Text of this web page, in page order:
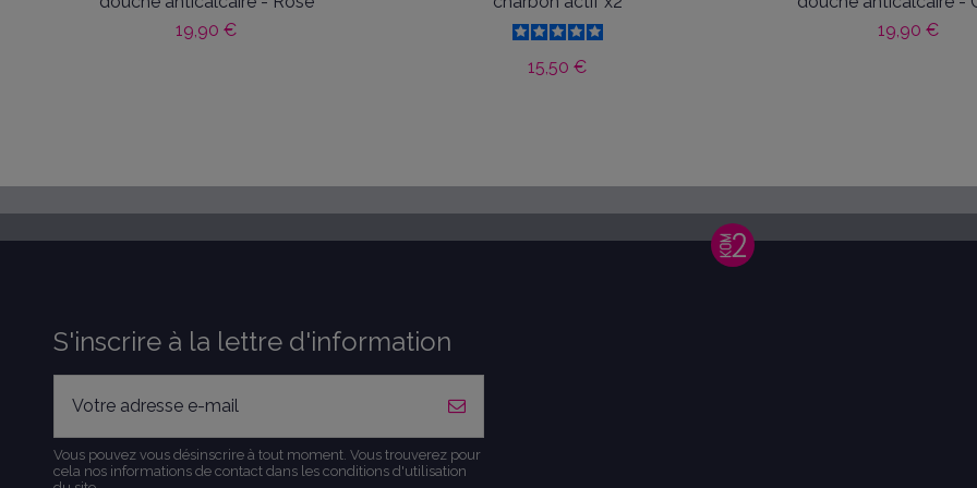
19,90 €
15,50 €
19,90 €
S'inscrire à la lettre d'information
Vous pouvez vous désinscrire à tout moment. Vous trouverez pour
cela nos informations de contact dans les conditions d'utilisation